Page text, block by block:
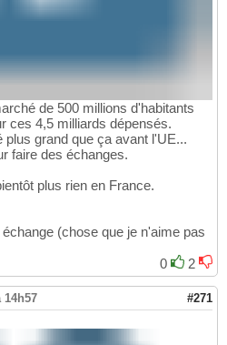
de 500 millions d'habitants
ces 4,5 milliards dépensés.
grand que ça avant l'UE...
faire des échanges.
plus rien en France.
(chose que je n'aime pas
0
2
14h57 #271